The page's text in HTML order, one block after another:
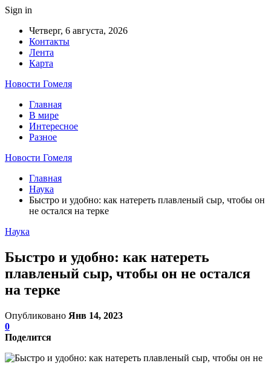
Sign in
Четверг, 6 августа, 2026
Контакты
Лента
Карта
Новости Гомеля
Главная
В мире
Интересное
Разное
Новости Гомеля
Главная
Наука
Быстро и удобно: как натереть плавленый сыр, чтобы он
не остался на терке
Наука
Быстро и удобно: как натереть
плавленый сыр, чтобы он не остался
на терке
Опубликовано Янв 14, 2023
0
Поделится